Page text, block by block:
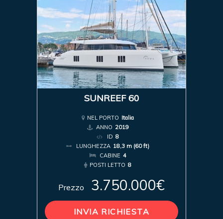
SUNREEF 60
NEL PORTO Italia
ANNO 2019
ID 8
LUNGHEZZA 18,3 m (60 ft)
CABINE 4
POSTI LETTO 8
Prezzo 3.750.000€
INVIA RICHIESTA